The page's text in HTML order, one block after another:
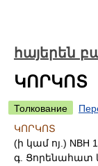
հայերեն
ԿՈՐԿՈՏ
Толкование
ԿՈՐԿՈՏ
(ի կամ ոյ.) NBH
գ. Ցորենահատ